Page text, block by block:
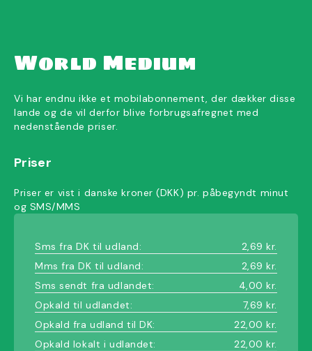
World Medium
Vi har endnu ikke et mobilabonnement, der dækker disse
lande og de vil derfor blive forbrugsafregnet med
nedenstående priser.
Priser
Priser er vist i danske kroner (DKK) pr. påbegyndt minut
og SMS/MMS
Sms fra DK til udland:
2,69 kr.
Mms fra DK til udland:
2,69 kr.
Sms sendt fra udlandet:
4,00 kr.
Opkald til udlandet:
7,69 kr.
Opkald fra udland til DK:
22,00 kr.
Opkald lokalt i udlandet:
22,00 kr.